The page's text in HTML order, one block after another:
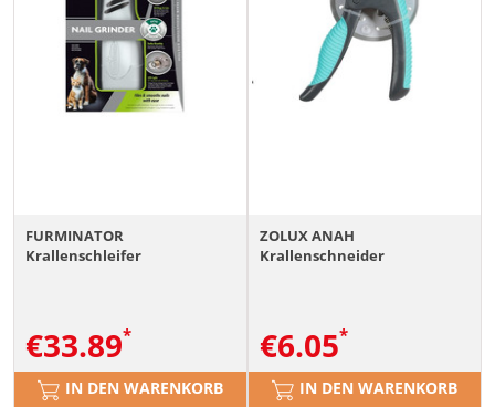
FURMINATOR
Krallenschleifer
€33.89
IN DEN WARENKORB
ZOLUX ANAH
Krallenschneider
€6.05
IN DEN WARENKORB